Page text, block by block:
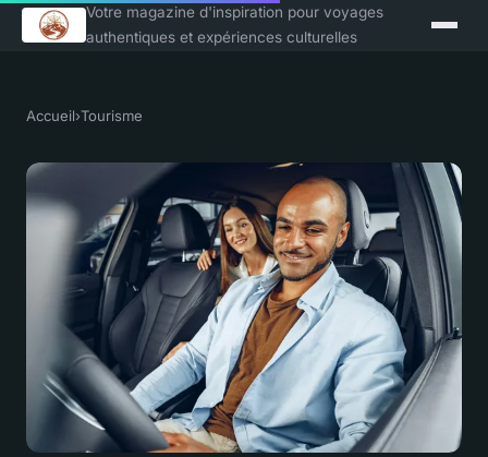
Votre magazine d'inspiration pour voyages
authentiques et expériences culturelles
Accueil›Tourisme